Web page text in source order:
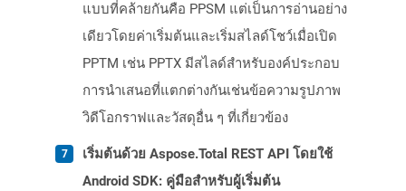
แบบที่คล้ายกันคือ PPSM แต่เป็นการอ่านอย่าง
เดียวโดยค่าเริ่มต้นและเริ่มสไลด์โชว์เมื่อเปิด
PPTM เช่น PPTX มีสไลด์สำหรับองค์ประกอบ
การนำเสนอที่แตกต่างกันเช่นข้อความรูปภาพ
วิดีโอกราฟและวัสดุอื่น ๆ ที่เกี่ยวข้อง
เริ่มต้นด้วย Aspose.Total REST API โดยใช้
Android SDK: คู่มือสำหรับผู้เริ่มต้น